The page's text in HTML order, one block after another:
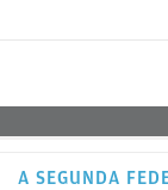
A SEGUNDA